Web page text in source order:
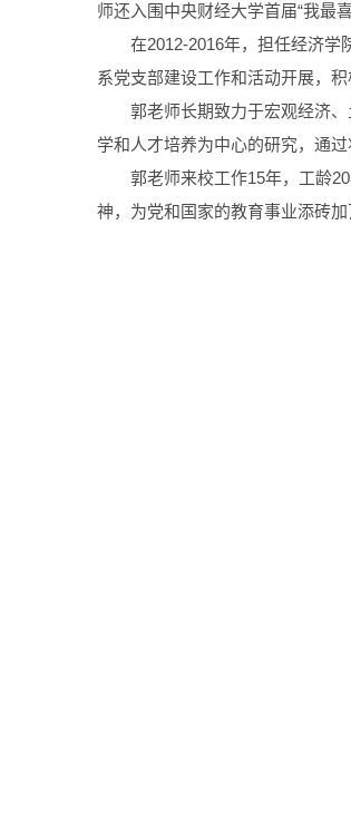
师还入围中央财经大学首届“我最
在2012-2016年，担任经济
系党支部建设工作和活动开展，
郭老师长期致力于宏观经济
学和人才培养为中心的研究，通
郭老师来校工作15年，工龄
神，为党和国家的教育事业添砖加